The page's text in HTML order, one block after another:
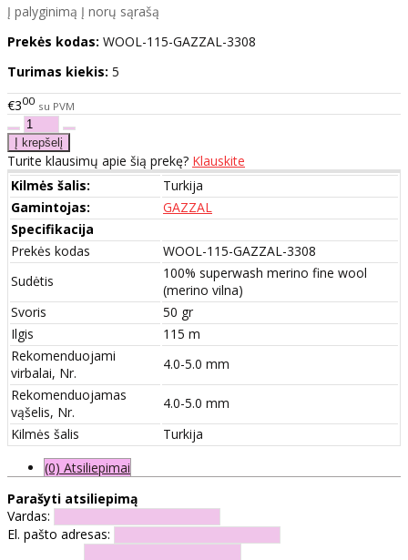
Į palyginimą Į norų sąrašą
Prekės kodas: WOOL-115-GAZZAL-3308
Turimas kiekis: 5
€300 su PVM
Turite klausimų apie šią prekę? Klauskite
Kilmės šalis:
Turkija
Gamintojas:
GAZZAL
Specifikacija
Prekės kodas
WOOL-115-GAZZAL-3308
Sudėtis
100% superwash merino fine wool
(merino vilna)
Svoris
50 gr
Ilgis
115 m
Rekomenduojami
virbalai, Nr.
4.0-5.0 mm
Rekomenduojamas
vąšelis, Nr.
4.0-5.0 mm
Kilmės šalis
Turkija
(0) Atsiliepimai
Parašyti atsiliepimą
Vardas:
El. pašto adresas: